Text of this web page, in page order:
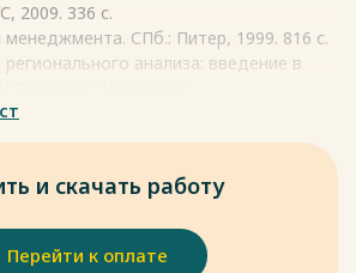
2009. 336 с.
СПб.: Питер, 1999. 816 с.
анализа: введение в
развития региона на основе
имуществом ( на примере
ЮНИТИ-ДАНА: Закон и право, 2012.
развитием региона //
2012. № 6 С. 516-520. –
и скачать работу
Перейти к оплате